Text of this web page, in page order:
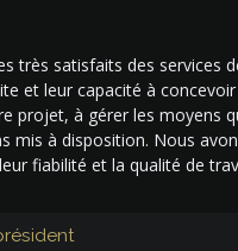
très satisfaits des services
et leur capacité à
projet, à gérer les moyens
mis à disposition. Nous
fiabilité et la qualité de